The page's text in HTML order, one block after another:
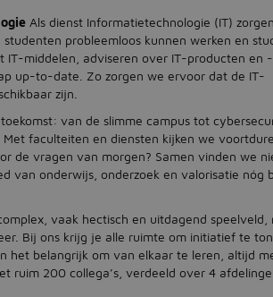
Als dienst Informatietechnologie (IT)
probleemloos kunnen werken en
IT-middelen, adviseren over IT-producten en -
up-to-date. Zo zorgen we ervoor dat de IT-
zijn.
van de slimme campus tot
faculteiten en diensten kijken we
de vragen van morgen? Samen vinden we
van onderwijs, onderzoek en valorisatie nóg
vaak hectisch en uitdagend speelveld,
Bij ons krijg je alle ruimte om initiatief te
het belangrijk om van elkaar te leren, altijd
ruim 200 collega’s, verdeeld over 4